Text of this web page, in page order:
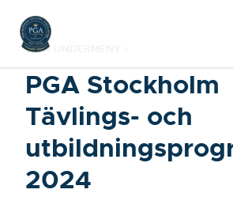
VISA UNDERMENY
PGA Stockholm
Tävlings- och
2024